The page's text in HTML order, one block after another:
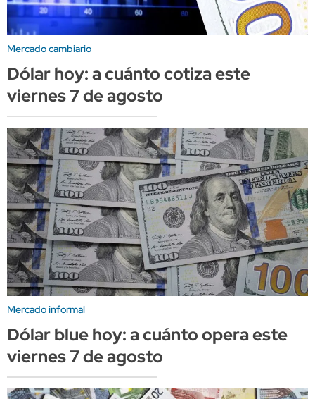
Mercado cambiario
Dólar hoy: a cuánto cotiza este
viernes 7 de agosto
Mercado informal
Dólar blue hoy: a cuánto opera este
viernes 7 de agosto